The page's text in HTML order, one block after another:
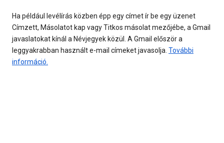
Ha például levélírás közben épp egy címet ír be egy üzenet
Címzett, Másolatot kap vagy Titkos másolat mezőjébe, a Gmail
javaslatokat kínál a Névjegyek közül. A Gmail először a
leggyakrabban használt e-mail címeket javasolja. További
információ.